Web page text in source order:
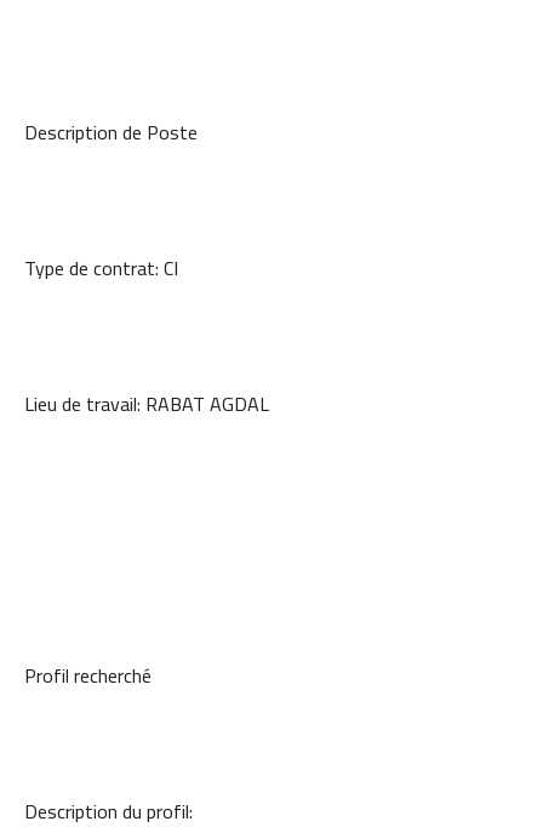
Description de Poste
Type de contrat: CI
Lieu de travail: RABAT AGDAL
Profil recherché
Description du profil: